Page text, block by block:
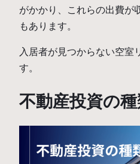
がかかり、これらの出費が
もあります。
入居者が見つからない空室
す。
不動産投資の